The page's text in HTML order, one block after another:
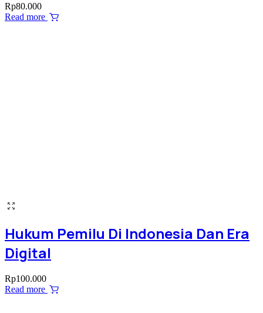
Rp80.000
Read more
Hukum Pemilu Di Indonesia Dan Era
Digital
Rp100.000
Read more